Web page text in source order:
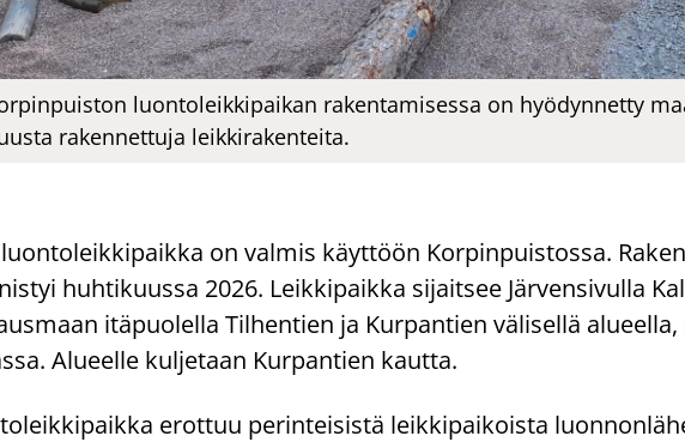
luontoleikkipaikan rakentamisessa on hyödynnetty
rakennettuja leikkirakenteita.
on val­mis käyt­töön Kor­pin­puis­tos­sa.
huh­ti­kuus­sa 2026. Leik­ki­paik­ka si­jait­see Jär­ven­si­vul­la
itä­puo­lel­la Til­hen­tien ja Kur­pan­tien vä­li­sel­lä
Alu­eel­le kul­je­taan Kur­pan­tien kaut­ta.
erot­tuu pe­rin­tei­sis­tä leik­ki­pai­kois­ta